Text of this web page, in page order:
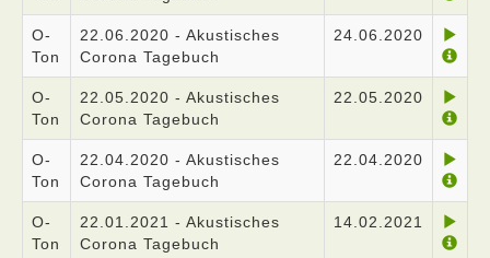
O-
Ton
22.06.2020 - Akustisches
Corona Tagebuch
24.06.2020
O-
Ton
22.05.2020 - Akustisches
Corona Tagebuch
22.05.2020
O-
Ton
22.04.2020 - Akustisches
Corona Tagebuch
22.04.2020
O-
Ton
22.01.2021 - Akustisches
Corona Tagebuch
14.02.2021